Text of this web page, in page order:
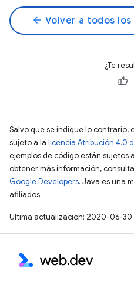
arrow_back Volver a todos
¿Te
Salvo que se indique lo contrario,
sujeto a la licencia Atribución 4.0
ejemplos de código están sujetos
obtener más información,
Google Developers. Java es una
afiliados.
Última actualización: 2020-06-30